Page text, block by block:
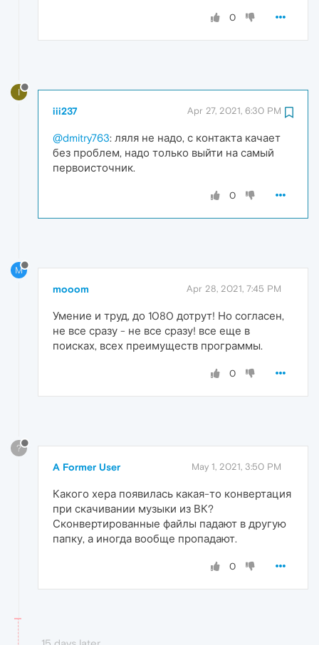
0
I
iii237 Apr 27, 2021, 6:30 PM
@dmitry763: ляля не надо, с контакта качает
без проблем, надо только выйти на самый
первоисточник.
0
M
mooom Apr 28, 2021, 7:45 PM
Умение и труд, до 1080 дотрут! Но согласен,
не все сразу - не все сразу! все еще в
поисках, всех преимуществ программы.
0
?
A Former User May 1, 2021, 3:50 PM
Какого хера появилась какая-то конвертация
при скачивании музыки из ВК?
Сконвертированные файлы падают в другую
папку, а иногда вообще пропадают.
0